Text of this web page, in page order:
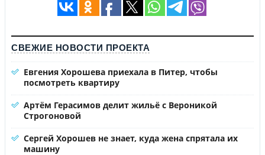
СВЕЖИЕ НОВОСТИ ПРОЕКТА
Евгения Хорошева приехала в Питер, чтобы
посмотреть квартиру
Артём Герасимов делит жильё с Вероникой
Строгоновой
Сергей Хорошев не знает, куда жена спрятала их
машину